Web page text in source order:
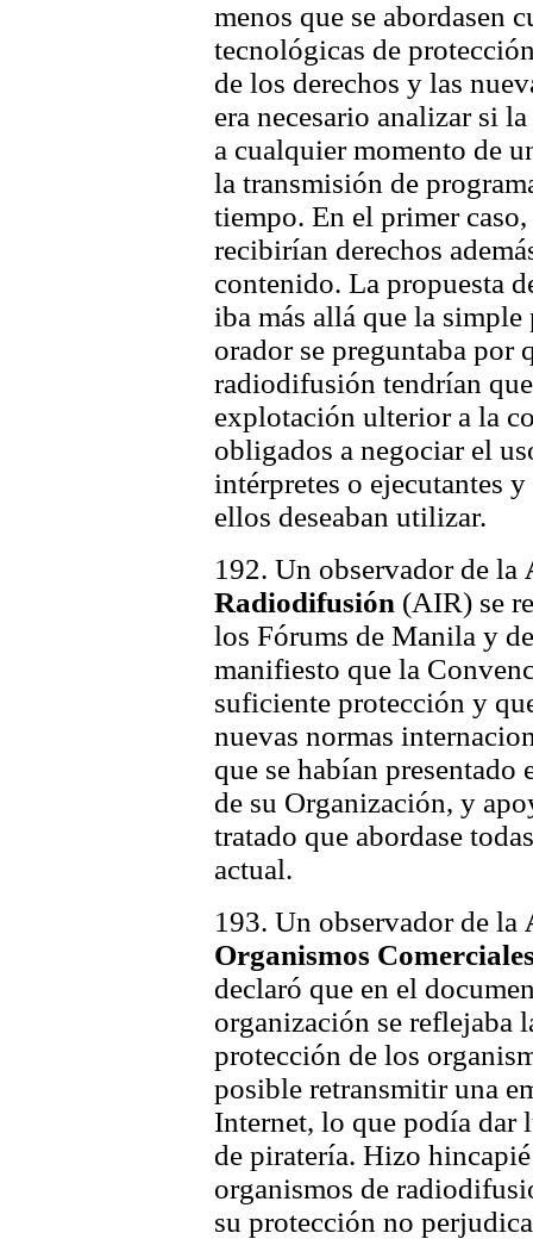
menos que se abordasen
tecnológicas de
de los derechos y las
era necesario analizar si
a cualquier momento de
la transmisión de
tiempo. En el primer
recibirían derechos
contenido. La propuesta
iba más allá que la
orador se preguntaba por
radiodifusión tendrían
explotación ulterior a la
obligados a negociar el
intérpretes o ejecutantes
ellos deseaban utilizar.
192. Un observador de la
Radiodifusión (AIR) se
los Fórums de Manila y
manifiesto que la
suficiente protección y
nuevas normas
que se habían
de su Organización, y
tratado que abordase
actual.
193. Un observador de la
Organismos
declaró que en el
organización se reflejaba
protección de los
posible retransmitir una
Internet, lo que podía dar
de piratería. Hizo
organismos de
su protección no